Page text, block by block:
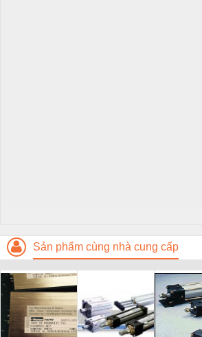
Sản phẩm cùng nhà cung cấp